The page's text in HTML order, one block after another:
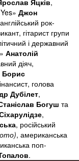
Яцків,
Джон
рок-
гітарист групи
і державний
Анатолій
діяч,
Борис
голова
Дубілет,
Богуш та
,
, російський
, американська
поп-
.